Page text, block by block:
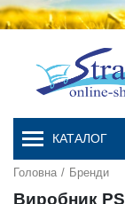
КАТАЛОГ
Головна / Бренди
Виробник